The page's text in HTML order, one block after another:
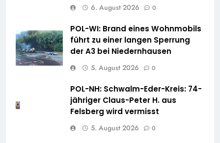
6. August 2026 0
POL-WI: Brand eines Wohnmobils
führt zu einer langen Sperrung
der A3 bei Niedernhausen
5. August 2026 0
POL-NH: Schwalm-Eder-Kreis: 74-
jähriger Claus-Peter H. aus
Felsberg wird vermisst
5. August 2026 0